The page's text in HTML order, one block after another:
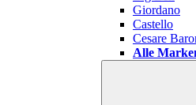
Giordano
Castello
Cesare
Alle